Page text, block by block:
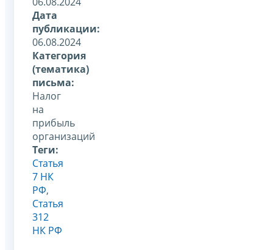
Дата
публикации:
06.08.2024
Категория
(тематика)
письма:
Налог
на
прибыль
организаций
Теги:
Статья
7 НК
РФ,
Статья
312
НК РФ